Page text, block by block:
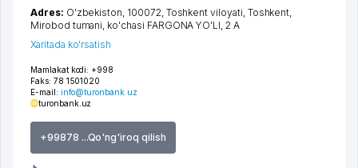
Mamlakat kodi: +998
Faks: 78 1501020
E-mail: info@turonbank.uz
turonbank.uz
+99878 ...Qo'ng'iroq qilish
Adres: O'zbekiston, 100072, Toshkent viloyati Toshkent
Mirobod tumani ko'chasi FARGONA YO'LI , 2 А
Xaritada ko'rsatish